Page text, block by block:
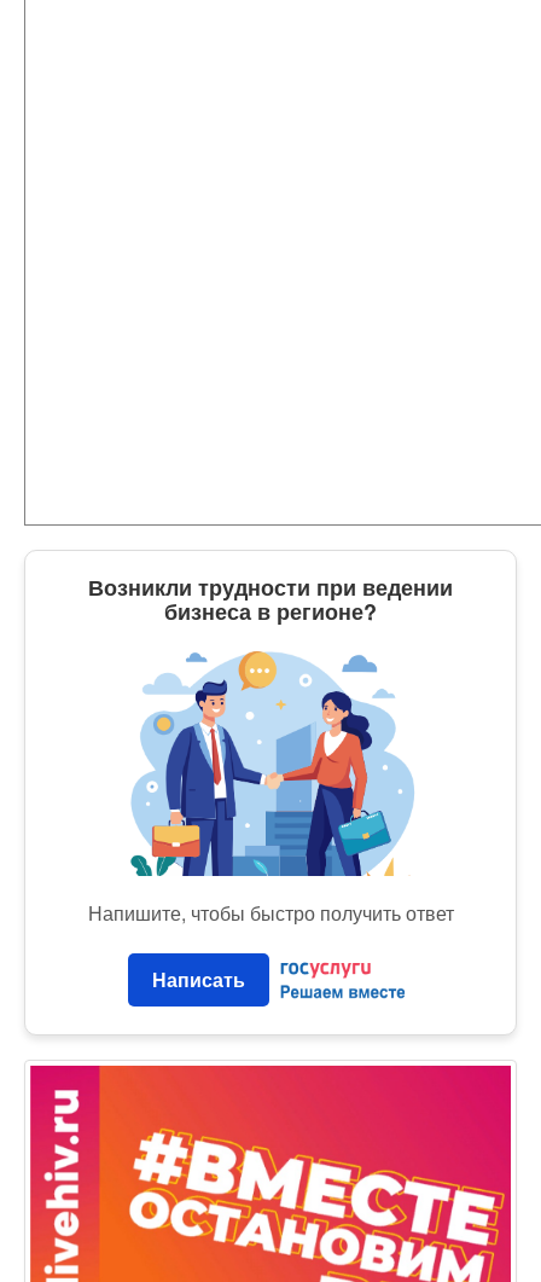
Возникли трудности при ведении
бизнеса в регионе?
Напишите, чтобы быстро получить ответ
Написать